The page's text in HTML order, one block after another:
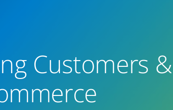
Customers &